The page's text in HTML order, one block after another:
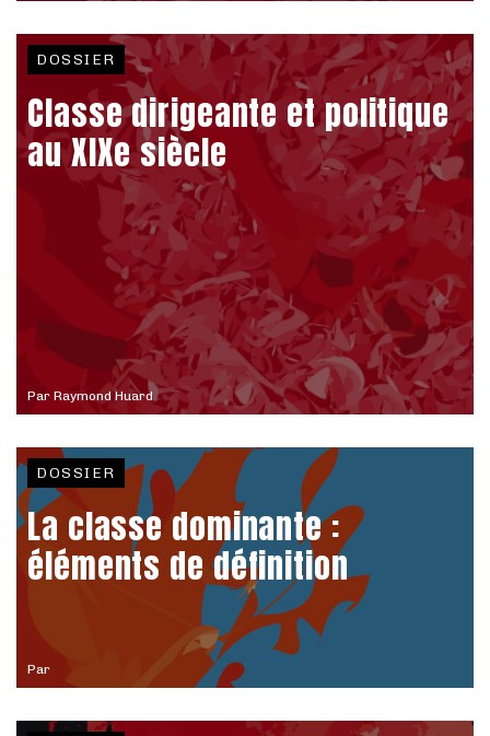
Par Raymond Huard
DOSSIER
Classe dirigeante et politique
au XIXe siècle
Par
DOSSIER
La classe dominante :
éléments de définition